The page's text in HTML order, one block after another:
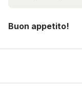
Buon appetito!